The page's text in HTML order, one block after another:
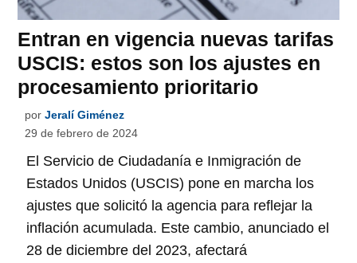
Entran en vigencia nuevas tarifas
USCIS: estos son los ajustes en
procesamiento prioritario
por Jeralí Giménez
29 de febrero de 2024
El Servicio de Ciudadanía e Inmigración de
Estados Unidos (USCIS) pone en marcha los
ajustes que solicitó la agencia para reflejar la
inflación acumulada. Este cambio, anunciado el
28 de diciembre del 2023, afectará